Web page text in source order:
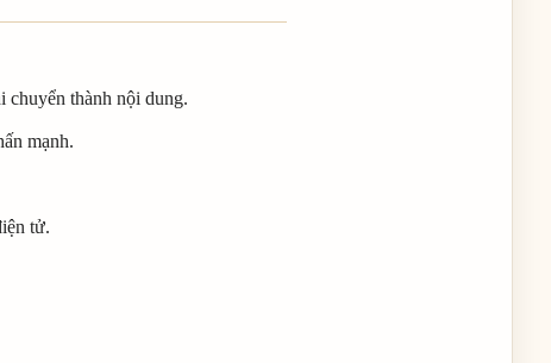
chuyển thành nội dung.
mạnh.
tử.